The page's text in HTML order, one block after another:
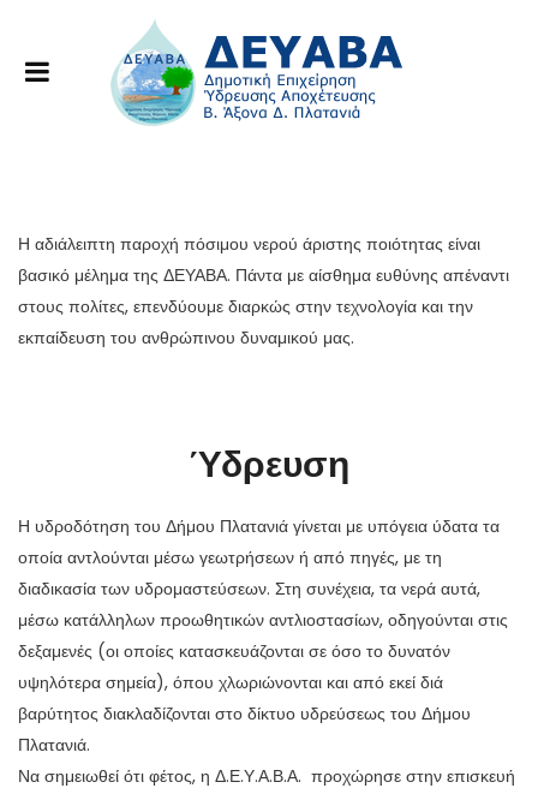
Η αδιάλειπτη παροχή πόσιμου νερού άριστης ποιότητας είναι
βασικό μέλημα της ΔΕΥΑΒΑ. Πάντα με αίσθημα ευθύνης απέναντι
στους πολίτες, επενδύουμε διαρκώς στην τεχνολογία και την
εκπαίδευση του ανθρώπινου δυναμικού μας.
Ύδρευση
Η υδροδότηση του Δήμου Πλατανιά γίνεται με υπόγεια ύδατα τα
οποία αντλούνται μέσω γεωτρήσεων ή από πηγές, με τη
διαδικασία των υδρομαστεύσεων. Στη συνέχεια, τα νερά αυτά,
μέσω κατάλληλων προωθητικών αντλιοστασίων, οδηγούνται στις
δεξαμενές (οι οποίες κατασκευάζονται σε όσο το δυνατόν
υψηλότερα σημεία), όπου χλωριώνονται και από εκεί διά
βαρύτητος διακλαδίζονται στο δίκτυο υδρεύσεως του Δήμου
Πλατανιά.
Να σημειωθεί ότι φέτος, η Δ.Ε.Υ.Α.Β.Α. προχώρησε στην επισκευή